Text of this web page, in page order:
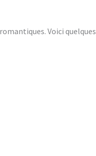
Voici quelques